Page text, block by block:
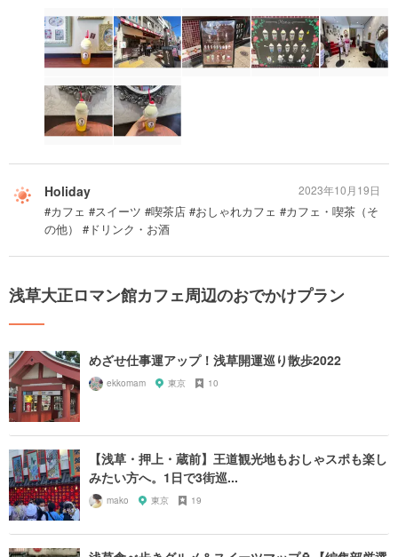
Holiday
#カフェ #スイーツ #喫茶店 #おしゃれカフェ #カフェ・喫茶（そ
の他） #ドリンク・お酒
2023年10月19日
浅草大正ロマン館カフェ周辺のおでかけプラン
めざせ仕事運アップ！浅草開運巡り散歩2022
ekkomam 東京 10
【浅草・押上・蔵前】王道観光地もおしゃスポも楽し
みたい方へ。1日で3街巡...
mako 東京 19